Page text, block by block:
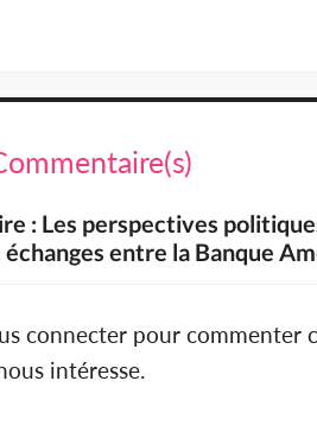
: Les perspectives
entre la Banque
connecter pour commenter
intéresse.